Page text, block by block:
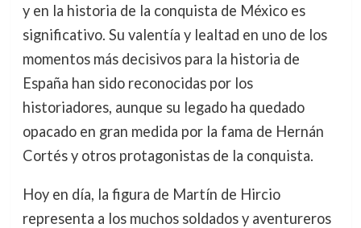
y en la historia de la conquista de México es
significativo. Su valentía y lealtad en uno de los
momentos más decisivos para la historia de
España han sido reconocidas por los
historiadores, aunque su legado ha quedado
opacado en gran medida por la fama de Hernán
Cortés y otros protagonistas de la conquista.
Hoy en día, la figura de Martín de Hircio
representa a los muchos soldados y aventureros